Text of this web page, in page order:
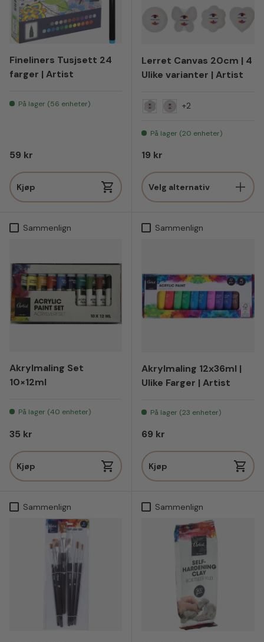
Fineliners Tusjsett 24
farger | Artist
På lager (56 enheter)
Vanlig pris
59 kr
Kjøp
Lerret Canvas 20cm | 4
Ulike varianter | Artist
+2
På lager (20 enheter)
Vanlig pris
19 kr
Velg alternativ
Sammenlign
Akrylmaling Set
10×12ml
På lager (40 enheter)
Vanlig pris
35 kr
Kjøp
Sammenlign
Akrylmaling 12x36ml |
Ulike Farger | Artist
På lager (23 enheter)
Vanlig pris
69 kr
Kjøp
Sammenlign Sammenlign